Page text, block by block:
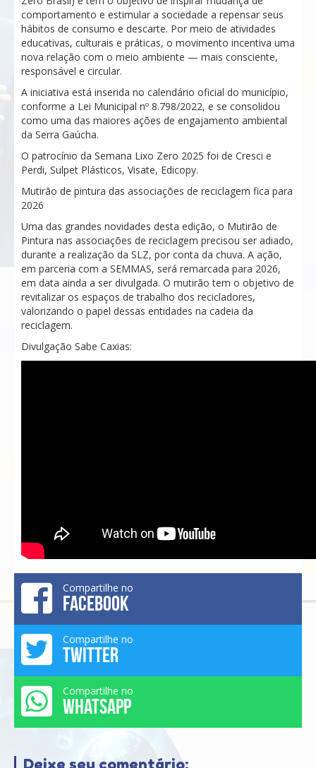
comportamento e estimular a sociedade a repensar seus
hábitos de consumo e descarte. Por meio de atividades
educativas, culturais e práticas, o movimento incentiva uma
nova relação com o meio ambiente — mais consciente,
responsável e circular.
A iniciativa está inserida no calendário oficial do município,
conforme a Lei Municipal nº 8.798/2022, e se consolidou
como uma das maiores ações de engajamento ambiental
da Serra Gaúcha.
O patrocínio da Semana Lixo Zero 2025 foi de Cresci e
Perdi, Sulpet Plásticos, Visate, Edicopy.
Mutirão de pintura das associações de reciclagem fica para
2026
Uma das grandes novidades desta edição, o Mutirão de
Pintura nas associações de reciclagem precisou ser adiado,
durante a realização da SLZ, por conta da chuva. A ação,
em parceria com a SEMMAS, será remarcada para 2026,
em data ainda a ser divulgada. O mutirão tem o objetivo de
revitalizar os espaços de trabalho dos recicladores,
valorizando o papel dessas entidades na cadeia da
reciclagem.
Divulgação Sabe Caxias:
Compartilhe no
FACEBOOK
Compartilhe no
TWITTER
Compartilhe no
WHATSAPP
Deixe seu comentário: